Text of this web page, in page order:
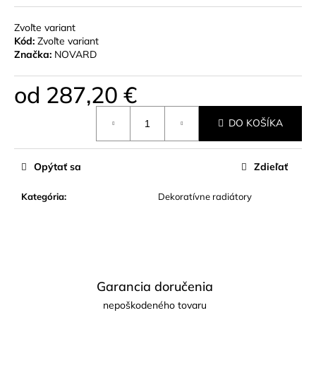
Zvoľte variant
Kód: Zvoľte variant
Značka: NOVARD
od 287,20 €
DO KOŠÍKA
Kategória: Dekoratívne radiátory
Opýtať sa Zdieľať
Garancia doručenia
nepoškodeného tovaru
UHLOVÝ
TERMOSTATICKÝ
RADIÁTOROVÝ
VENTIL
GOLD
110